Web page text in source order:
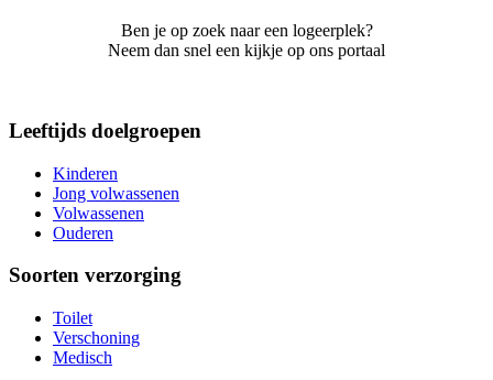
Ben je op zoek naar een logeerplek?
Neem dan snel een kijkje op ons portaal
Leeftijds doelgroepen
Kinderen
Jong volwassenen
Volwassenen
Ouderen
Soorten verzorging
Toilet
Verschoning
Medisch